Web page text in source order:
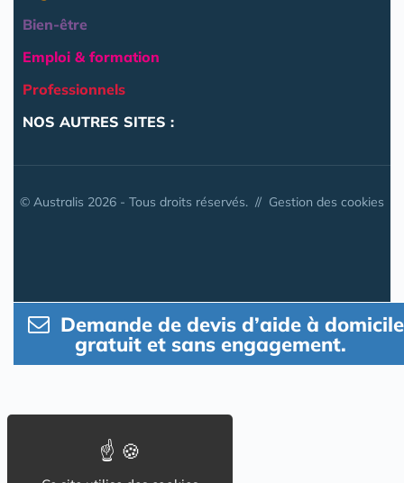
Bien-être
Emploi & formation
Professionnels
NOS AUTRES SITES :
© Australis 2026 - Tous droits réservés. // Gestion des cookies
Demande de devis d’aide à domicile
gratuit et sans engagement.